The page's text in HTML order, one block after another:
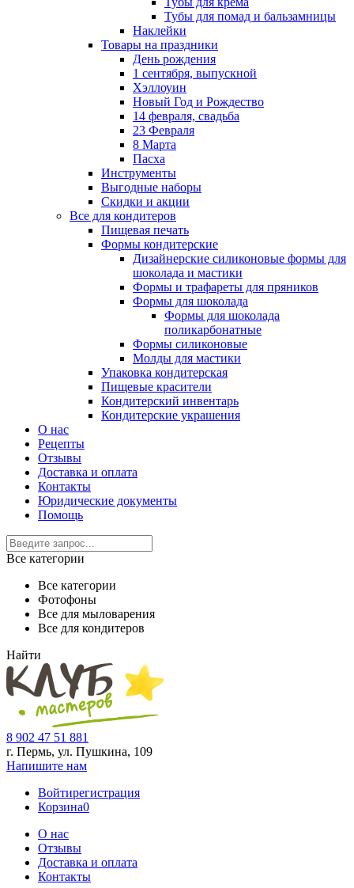
Тубы для помад и бальзамницы
Наклейки
Товары на праздники
День рождения
1 сентября, выпускной
Хэллоуин
Новый Год и Рождество
14 февраля, свадьба
23 Февраля
8 Марта
Пасха
Инструменты
Выгодные наборы
Скидки и акции
Все для кондитеров
Пищевая печать
Формы кондитерские
Дизайнерские силиконовые формы для
шоколада и мастики
Формы и трафареты для пряников
Формы для шоколада
Формы для шоколада
поликарбонатные
Формы силиконовые
Молды для мастики
Упаковка кондитерская
Пищевые красители
Кондитерский инвентарь
Кондитерские украшения
О нас
Рецепты
Отзывы
Доставка и оплата
Контакты
Юридические документы
Помощь
Все категории
Все категории
Фотофоны
Все для мыловарения
Все для кондитеров
Найти
8 902 47 51 881
г. Пермь, ул. Пушкина, 109
Напишите нам
Войтирегистрация
Корзина0
О нас
Отзывы
Доставка и оплата
Контакты